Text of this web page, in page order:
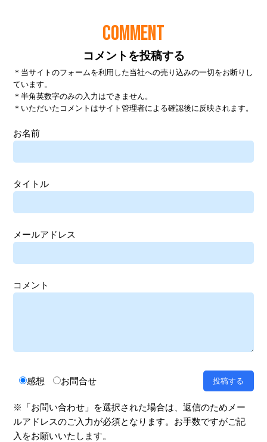
COMMENT
コメントを投稿する
＊当サイトのフォームを利用した当社への売り込みの一切をお断りし
ています。
＊半角英数字のみの入力はできません。
＊いただいたコメントはサイト管理者による確認後に反映されます。
お名前
タイトル
メールアドレス
コメント
感想 お問合せ
※「お問い合わせ」を選択された場合は、返信のためメー
ルアドレスのご入力が必須となります。お手数ですがご記
入をお願いいたします。